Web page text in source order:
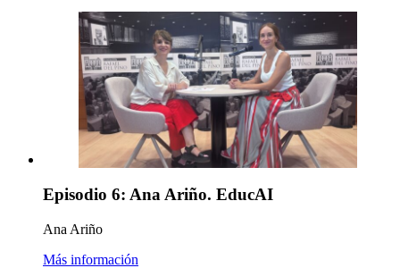
Episodio 6: Ana Ariño. EducAI
Ana Ariño
Más información